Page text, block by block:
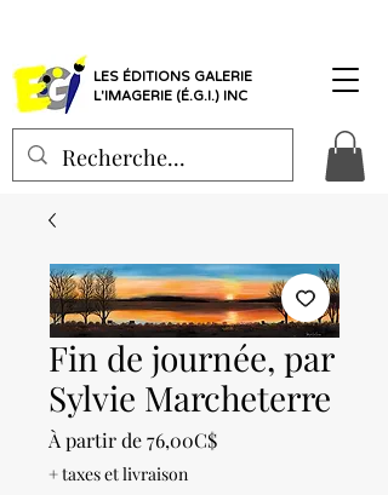
LES ÉDITIONS GALERIE
L'IMAGERIE (É.G.I.) INC
Fin de journée, par
Sylvie Marcheterre
À partir de76,00C$Prix
+ taxes et livraison